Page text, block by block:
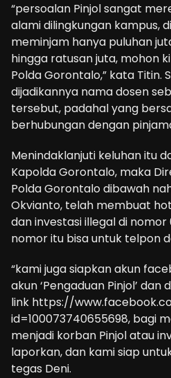
“persoalan Pinjol sangat
alami dilingkungan kampus,
meminjam hanya puluhan
hingga ratusan juta, mohon
Polda Gorontalo,” kata Titin.
dijadikannya nama dosen
tersebut, padahal yang
berhubungan dengan
Menindaklanjuti keluhan itu
Kapolda Gorontalo, maka
Polda Gorontalo dibawah
Okvianto, telah membuat
dan investasi illegal di nomor
nomor itu bisa untuk telpon
“kami juga siapkan akun
akun ‘Pengaduan Pinjol’
link https://
id=100073740655698, bagi
menjadi korban Pinjol atau
laporkan, dan kami siap
tegas Deni.